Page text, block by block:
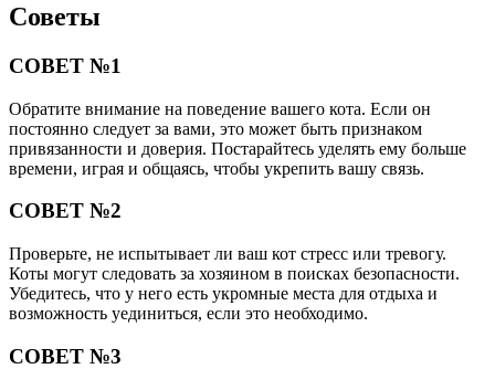
Советы
СОВЕТ №1
Обратите внимание на поведение вашего кота. Если он
постоянно следует за вами, это может быть признаком
привязанности и доверия. Постарайтесь уделять ему больше
времени, играя и общаясь, чтобы укрепить вашу связь.
СОВЕТ №2
Проверьте, не испытывает ли ваш кот стресс или тревогу.
Коты могут следовать за хозяином в поисках безопасности.
Убедитесь, что у него есть укромные места для отдыха и
возможность уединиться, если это необходимо.
СОВЕТ №3